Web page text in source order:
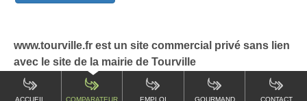
ACCUEIL COMPARATEUR EMPLOI GOURMAND CONTACT
www.tourville.fr est un site commercial privé sans lien
avec le site de la mairie de Tourville